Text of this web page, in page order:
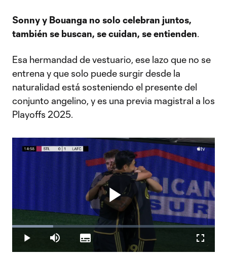
Sonny y Bouanga no solo celebran juntos,
también se buscan, se cuidan, se entienden.
Esa hermandad de vestuario, ese lazo que no se
entrena y que solo puede surgir desde la
naturalidad está sosteniendo el presente del
conjunto angelino, y es una previa magistral a los
Playoffs 2025.
Play
Play Mute
Loaded:
20.35%
Subtitles